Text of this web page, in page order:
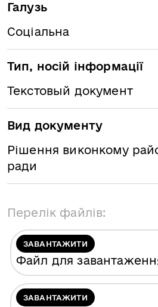
Галузь
Соціальна
Тип, носій інформації
Текстовый документ
Вид документу
Рішення виконкому
ради
Перелік файлів:
ЗАВАНТАЖИТИ
Файл для
ЗАВАНТАЖИТИ